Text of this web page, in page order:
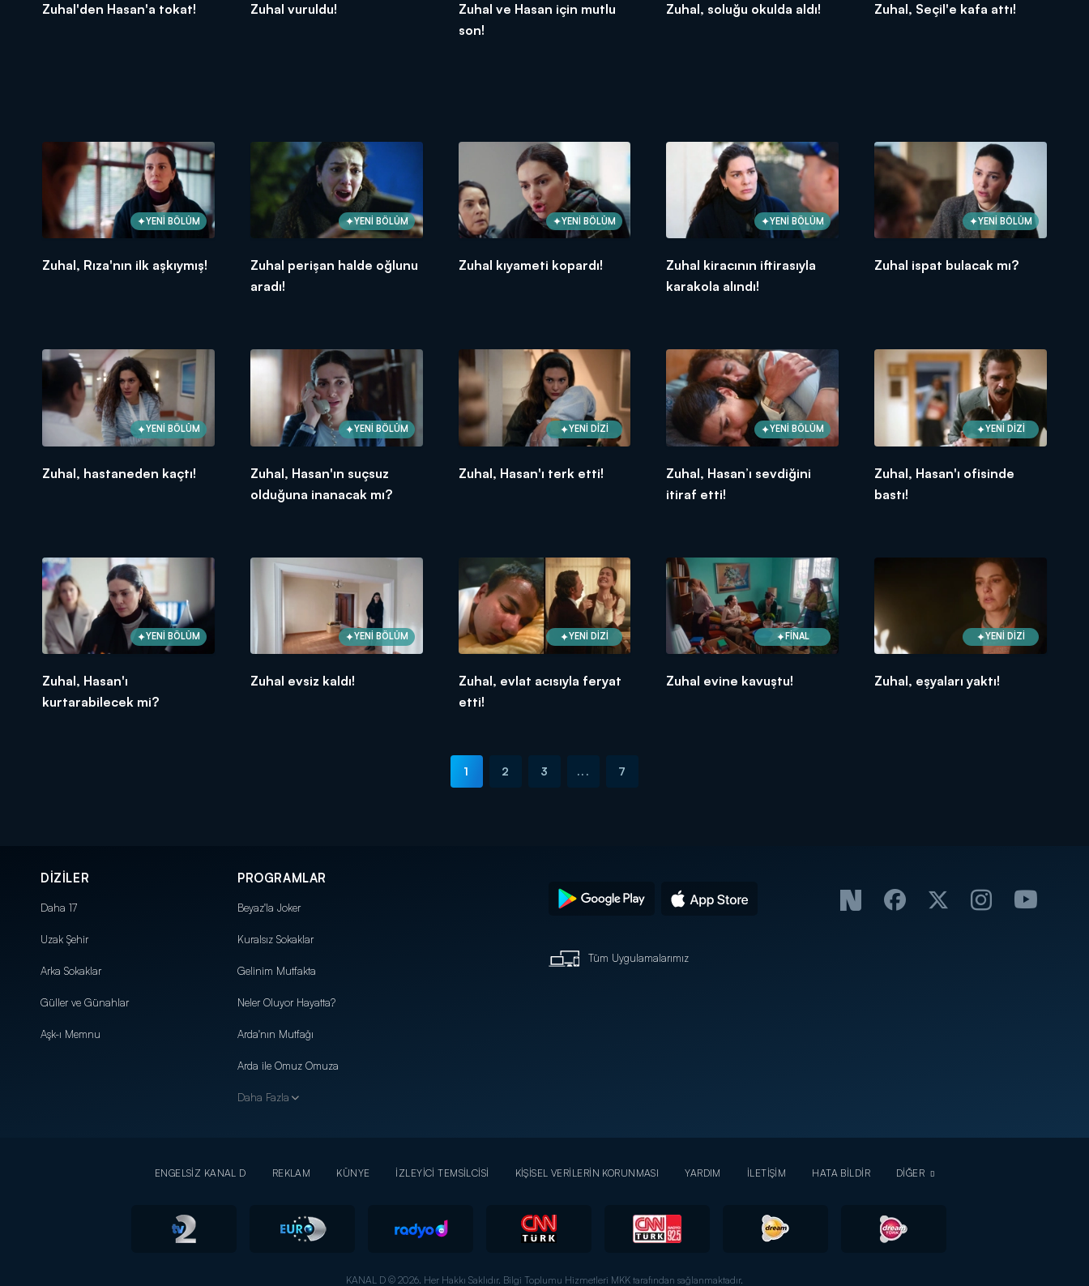
Zuhal'den Hasan'a tokat! Zuhal vuruldu!
Zuhal ve Hasan için mutlu
son!
Zuhal, soluğu okulda aldı! Zuhal, Seçil'e kafa attı!
YENİ BÖLÜM
Zuhal, Rıza'nın ilk aşkıymış!
YENİ BÖLÜM
Zuhal perişan halde oğlunu
aradı!
YENİ BÖLÜM
Zuhal kıyameti kopardı!
YENİ BÖLÜM
Zuhal kiracının iftirasıyla
karakola alındı!
YENİ BÖLÜM
Zuhal ispat bulacak mı?
YENİ BÖLÜM
Zuhal, hastaneden kaçtı!
YENİ BÖLÜM
Zuhal, Hasan'ın suçsuz
olduğuna inanacak mı?
YENİ DİZİ
Zuhal, Hasan'ı terk etti!
YENİ BÖLÜM
Zuhal, Hasan’ı sevdiğini
itiraf etti!
YENİ DİZİ
Zuhal, Hasan'ı ofisinde
bastı!
YENİ BÖLÜM
Zuhal, Hasan'ı
kurtarabilecek mi?
YENİ BÖLÜM
Zuhal evsiz kaldı!
YENİ DİZİ
Zuhal, evlat acısıyla feryat
etti!
FİNAL
Zuhal evine kavuştu!
YENİ DİZİ
Zuhal, eşyaları yaktı!
1 2 3 ... 7
DİZİLER
Daha 17
Uzak Şehir
Arka Sokaklar
Güller ve Günahlar
Aşk-ı Memnu
PROGRAMLAR
Beyaz'la Joker
Kuralsız Sokaklar
Gelinim Mutfakta
Neler Oluyor Hayatta?
Arda'nın Mutfağı
Arda ile Omuz Omuza
Daha Fazla
Tüm Uygulamalarımız
ENGELSİZ KANAL D REKLAM KÜNYE İZLEYİCİ TEMSİLCİSİ KİŞİSEL VERİLERİN KORUNMASI YARDIM İLETİŞİM HATA BİLDİR DİĞER
KANAL D © 2026. Her Hakkı Saklıdır. Bilgi Toplumu Hizmetleri MKK tarafından sağlanmaktadır.